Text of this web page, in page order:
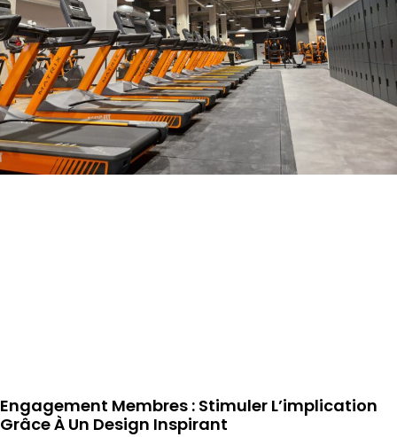
Engagement Membres : Stimuler L’implication
Grâce À Un Design Inspirant